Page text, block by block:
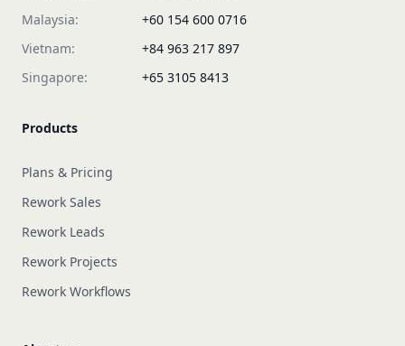
Malaysia:
+60 154 600 0716
Vietnam:
+84 963 217 897
Singapore:
+65 3105 8413
Products
Plans & Pricing
Rework Sales
Rework Leads
Rework Projects
Rework Workflows